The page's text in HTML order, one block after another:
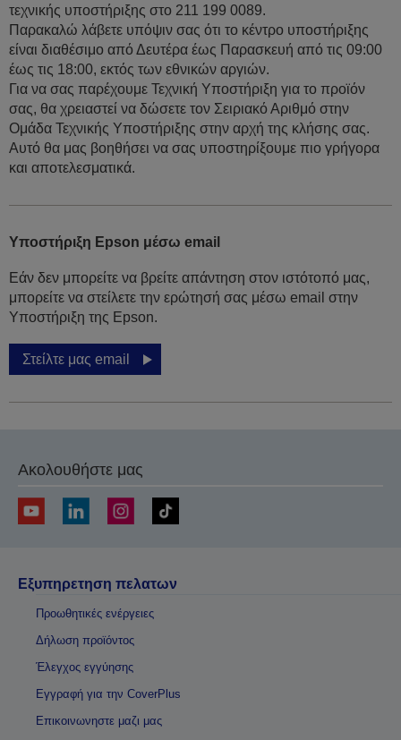
τεχνικής υποστήριξης στο 211 199 0089.
Παρακαλώ λάβετε υπόψιν σας ότι το κέντρο υποστήριξης
είναι διαθέσιμο από Δευτέρα έως Παρασκευή από τις 09:00
έως τις 18:00, εκτός των εθνικών αργιών.
Για να σας παρέχουμε Τεχνική Υποστήριξη για το προϊόν
σας, θα χρειαστεί να δώσετε τον Σειριακό Αριθμό στην
Ομάδα Τεχνικής Υποστήριξης στην αρχή της κλήσης σας.
Αυτό θα μας βοηθήσει να σας υποστηρίξουμε πιο γρήγορα
και αποτελεσματικά.
Υποστήριξη Epson μέσω email
Εάν δεν μπορείτε να βρείτε απάντηση στον ιστότοπό μας,
μπορείτε να στείλετε την ερώτησή σας μέσω email στην
Υποστήριξη της Epson.
Στείλτε μας email
Ακολουθήστε μας
Εξυπηρετηση πελατων
Προωθητικές ενέργειες
Δήλωση προϊόντος
Έλεγχος εγγύησης
Εγγραφή για την CoverPlus
Επικοινωνηστε μαζι μας